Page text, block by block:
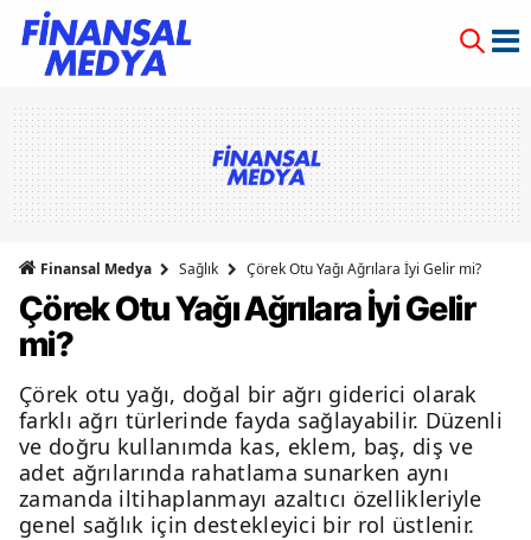
Finansal Medya Sağlık Çörek Otu Yağı Ağrılara İyi Gelir mi?
Çörek Otu Yağı Ağrılara İyi Gelir
mi?
Çörek otu yağı, doğal bir ağrı giderici olarak
farklı ağrı türlerinde fayda sağlayabilir. Düzenli
ve doğru kullanımda kas, eklem, baş, diş ve
adet ağrılarında rahatlama sunarken aynı
zamanda iltihaplanmayı azaltıcı özellikleriyle
genel sağlık için destekleyici bir rol üstlenir.